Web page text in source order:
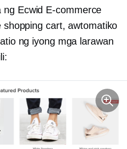
Ecwid E-commerce
shopping cart, awtomatiko
ng iyong mga larawan